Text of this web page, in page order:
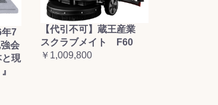
年7
会
と現
【代引不可】蔵王産業
スクラブメイト F60
￥1,009,800